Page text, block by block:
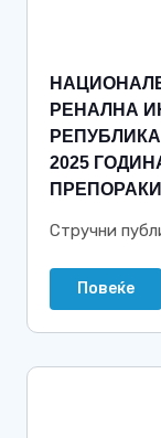
РЕНАЛНА
2025
ПРЕПОРАКИ
Стручни
Повеќе